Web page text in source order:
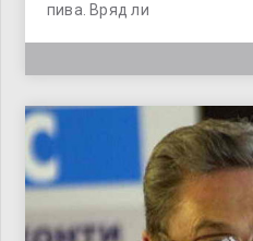
пива. Вряд ли